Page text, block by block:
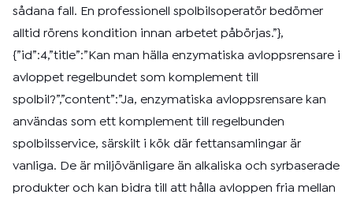
sådana fall. En professionell spolbilsoperatör bedömer
alltid rörens kondition innan arbetet påbörjas.”},
{”id”:4,”title”:”Kan man hälla enzymatiska avloppsrensare i
avloppet regelbundet som komplement till
spolbil?”,”content”:”Ja, enzymatiska avloppsrensare kan
användas som ett komplement till regelbunden
spolbilsservice, särskilt i kök där fettansamlingar är
vanliga. De är miljövänligare än alkaliska och syrbaserade
produkter och kan bidra till att hålla avloppen fria mellan